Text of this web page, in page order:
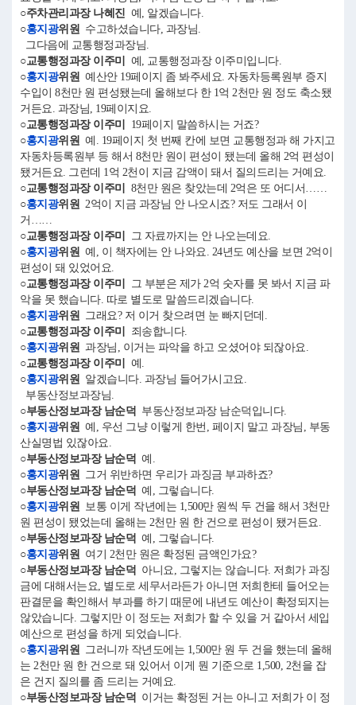
○주차관리과장 나혜진 예, 알겠습니다.
○홍지광위원 수고하셨습니다, 과장님.
그다음에 교통행정과장님.
○교통행정과장 이주미
예, 교통행정과장 이주미입니다.
○홍지광위원 예산안 19페이지 좀 봐주세요. 자동차등록원부 증지
수입이 8천만 원 편성됐는데 올해보다 한 1억 2천만 원 정도 축소됐
거든요. 과장님, 19페이지요.
○교통행정과장 이주미
19페이지 말씀하시는 거죠?
○홍지광위원 예. 19페이지 첫 번째 칸에 보면 교통행정과 해 가지고
자동차등록원부 등 해서 8천만 원이 편성이 됐는데 올해 2억 편성이
됐거든요. 그런데 1억 2천이 지금 감액이 돼서 질의드리는 거예요.
○교통행정과장 이주미
8천만 원은 찾았는데 2억은 또 어디서……
○홍지광위원 2억이 지금 과장님 안 나오시죠? 저도 그래서 이
거……
○교통행정과장 이주미
그 자료까지는 안 나오는데요.
○홍지광위원 예, 이 책자에는 안 나와요. 24년도 예산을 보면 2억이
편성이 돼 있었어요.
○교통행정과장 이주미
그 부분은 제가 2억 숫자를 못 봐서 지금 파
악을 못 했습니다. 따로 별도로 말씀드리겠습니다.
○홍지광위원 그래요? 저 이거 찾으려면 눈 빠지던데.
○교통행정과장 이주미
죄송합니다.
○홍지광위원 과장님, 이거는 파악을 하고 오셨어야 되잖아요.
○교통행정과장 이주미
예.
○홍지광위원 알겠습니다. 과장님 들어가시고요.
부동산정보과장님.
○부동산정보과장 남순덕 부동산정보과장 남순덕입니다.
○홍지광위원 예, 우선 그냥 이렇게 한번, 페이지 말고 과장님, 부동
산실명법 있잖아요.
○부동산정보과장 남순덕 예.
○홍지광위원 그거 위반하면 우리가 과징금 부과하죠?
○부동산정보과장 남순덕 예, 그렇습니다.
○홍지광위원 보통 이게 작년에는 1,500만 원씩 두 건을 해서 3천만
원 편성이 됐었는데 올해는 2천만 원 한 건으로 편성이 됐거든요.
○부동산정보과장 남순덕 예, 그렇습니다.
○홍지광위원 여기 2천만 원은 확정된 금액인가요?
○부동산정보과장 남순덕 아니요, 그렇지는 않습니다. 저희가 과징
금에 대해서는요, 별도로 세무서라든가 아니면 저희한테 들어오는
판결문을 확인해서 부과를 하기 때문에 내년도 예산이 확정되지는
않았습니다. 그렇지만 이 정도는 저희가 할 수 있을 거 같아서 세입
예산으로 편성을 하게 되었습니다.
○홍지광위원 그러니까 작년도에는 1,500만 원 두 건을 했는데 올해
는 2천만 원 한 건으로 돼 있어서 이게 뭔 기준으로 1,500, 2천을 잡
은 건지 질의를 좀 드리는 거예요.
○부동산정보과장 남순덕 이거는 확정된 거는 아니고 저희가 이 정